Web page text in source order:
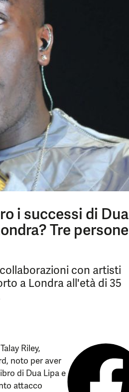
i successi di Dua
Tre persone
con artisti
a Londra all'età di 35
Riley,
noto per aver
di Dua Lipa e
attacco